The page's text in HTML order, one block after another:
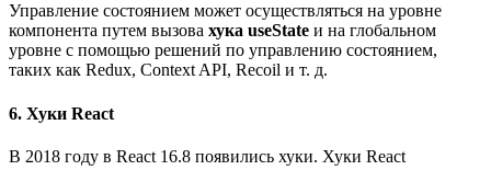
Управление состоянием может осуществляться на уровне
компонента путем вызова хука useState и на глобальном
уровне с помощью решений по управлению состоянием,
таких как Redux, Context API, Recoil и т. д.
6. Хуки React
В 2018 году в React 16.8 появились хуки. Хуки React